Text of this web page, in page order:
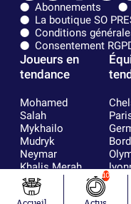
Abonnements
La boutique SO
Conditions
Consentement
Joueurs en
tendance
Mohamed
Salah
Mykhailo
Mudryk
Neymar
Khalis Merah
Loïs Openda
Moussa
FIFA
10